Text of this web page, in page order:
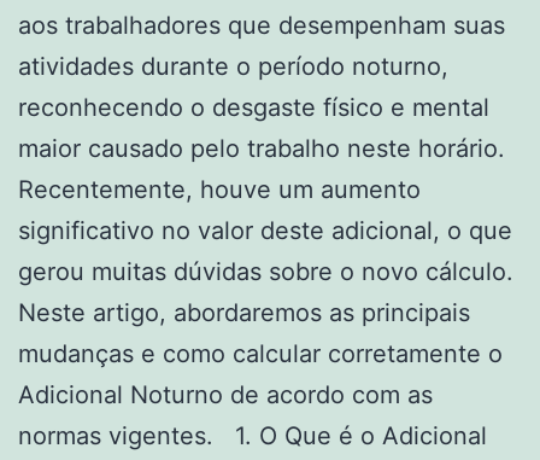
aos trabalhadores que desempenham suas
atividades durante o período noturno,
reconhecendo o desgaste físico e mental
maior causado pelo trabalho neste horário.
Recentemente, houve um aumento
significativo no valor deste adicional, o que
gerou muitas dúvidas sobre o novo cálculo.
Neste artigo, abordaremos as principais
mudanças e como calcular corretamente o
Adicional Noturno de acordo com as
normas vigentes. 1. O Que é o Adicional